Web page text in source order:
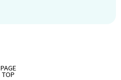
PAGE
TOP